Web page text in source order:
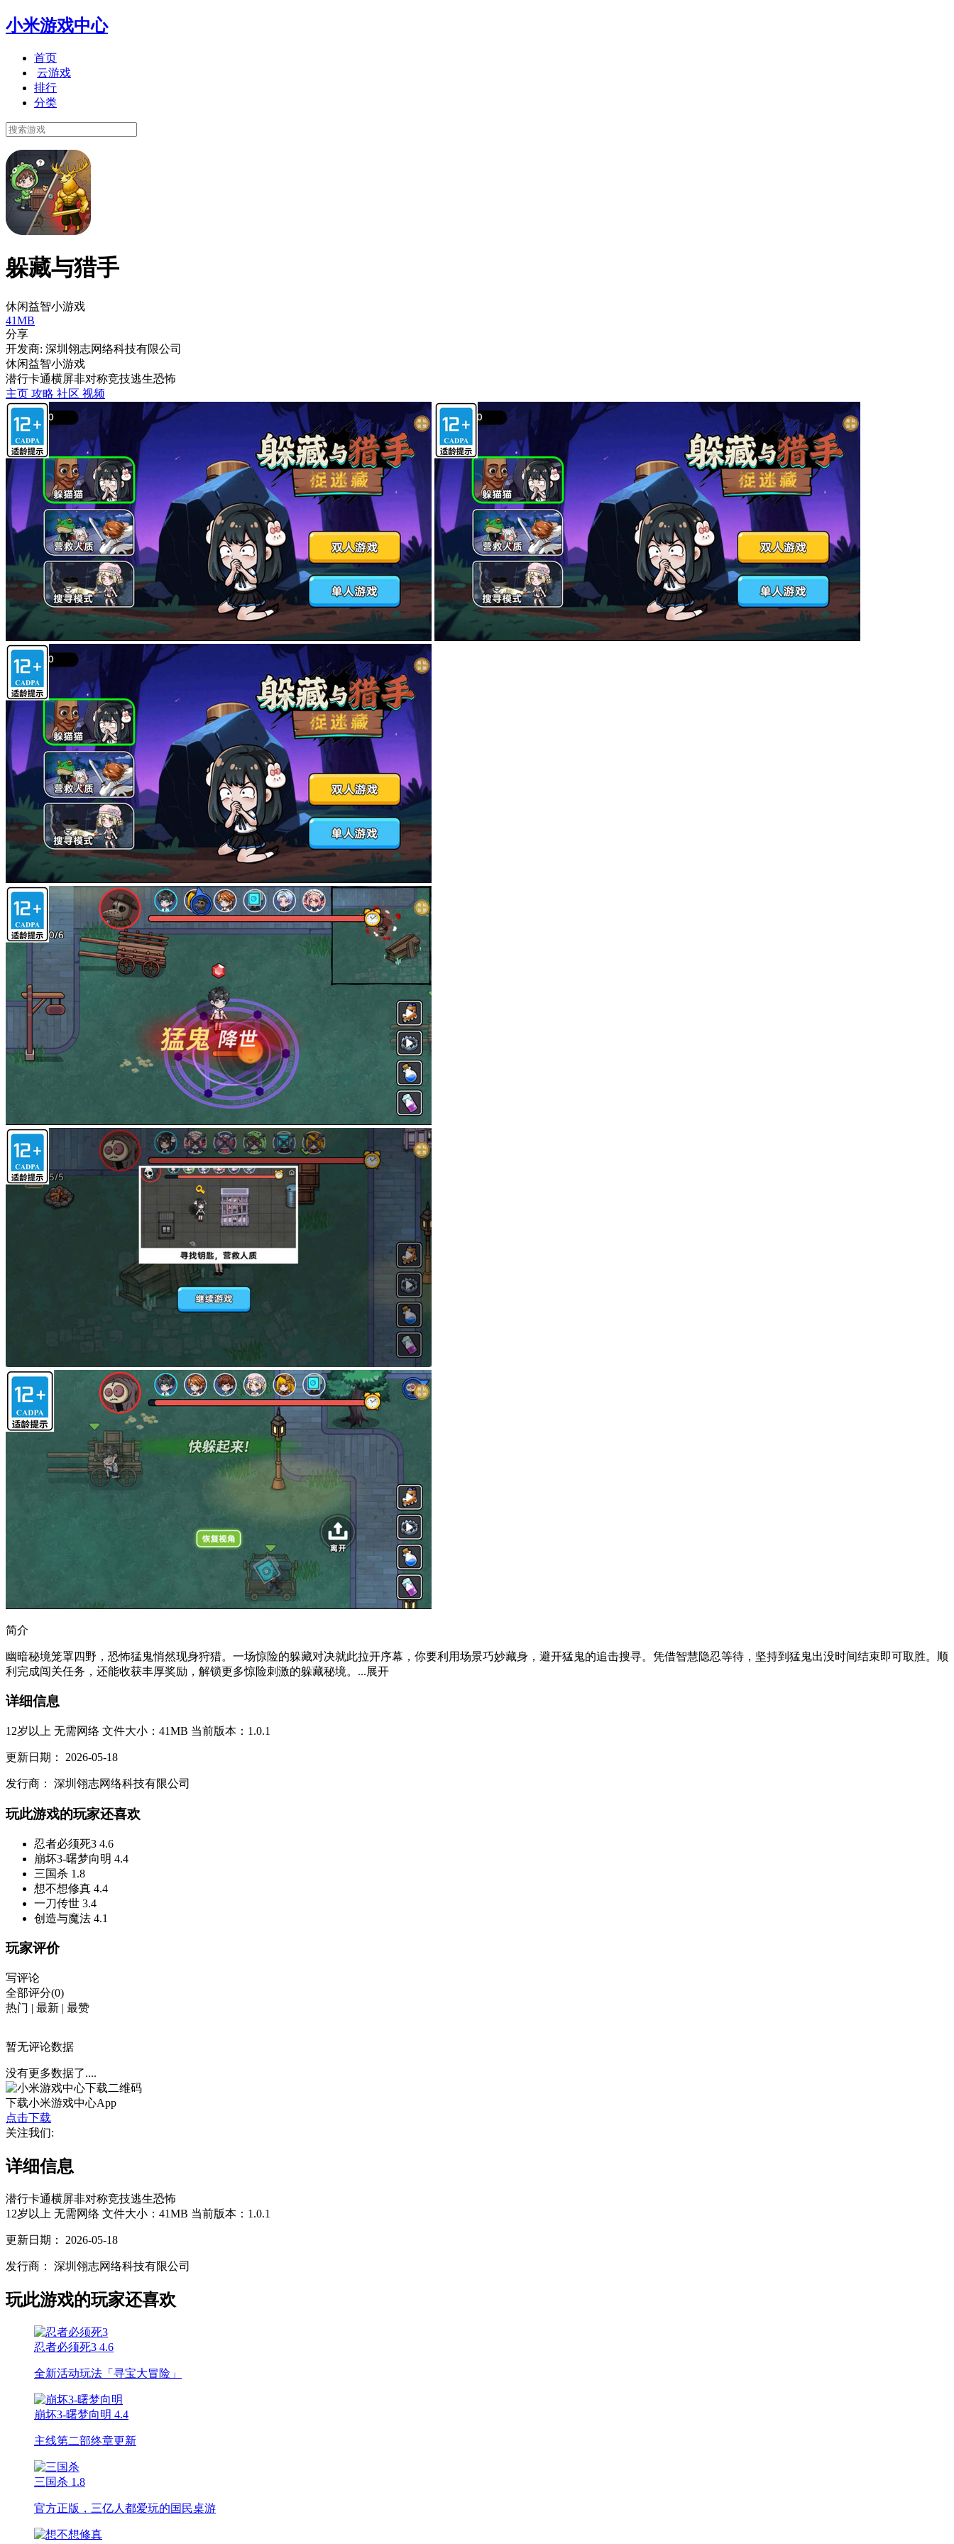
小米游戏中心
首页
云游戏
排行
分类
躲藏与猎手
休闲益智小游戏
41MB
分享
开发商: 深圳翎志网络科技有限公司
休闲益智小游戏
潜行卡通横屏非对称竞技逃生恐怖
主页 攻略 社区 视频
简介
幽暗秘境笼罩四野，恐怖猛鬼悄然现身狩猎。一场惊险的躲藏对决就此拉开序幕，你要利用场景巧妙藏身，避开猛鬼的追击搜寻。凭借智慧隐忍等待，坚持到猛鬼出没时间结束即可取胜。顺
利完成闯关任务，还能收获丰厚奖励，解锁更多惊险刺激的躲藏秘境。...展开
详细信息
12岁以上 无需网络 文件大小：41MB 当前版本：1.0.1
更新日期： 2026-05-18
发行商： 深圳翎志网络科技有限公司
玩此游戏的玩家还喜欢
忍者必须死3 4.6
崩坏3-曙梦向明 4.4
三国杀 1.8
想不想修真 4.4
一刀传世 3.4
创造与魔法 4.1
玩家评价
写评论
全部评分(0)
热门 | 最新 | 最赞
暂无评论数据
没有更多数据了....
下载小米游戏中心App
点击下载
关注我们:
详细信息
潜行卡通横屏非对称竞技逃生恐怖
12岁以上 无需网络 文件大小：41MB 当前版本：1.0.1
更新日期： 2026-05-18
发行商： 深圳翎志网络科技有限公司
玩此游戏的玩家还喜欢
忍者必须死3 4.6
全新活动玩法「寻宝大冒险」
崩坏3-曙梦向明 4.4
主线第二部终章更新
三国杀 1.8
官方正版，三亿人都爱玩的国民桌游